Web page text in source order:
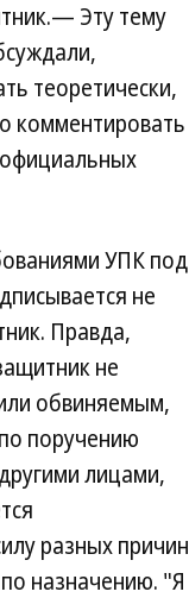
Эту тему
теоретически,
комментировать
УПК под
не
Правда,
не
обвиняемым,
поручению
лицами,
разных причин
назначению. "Я